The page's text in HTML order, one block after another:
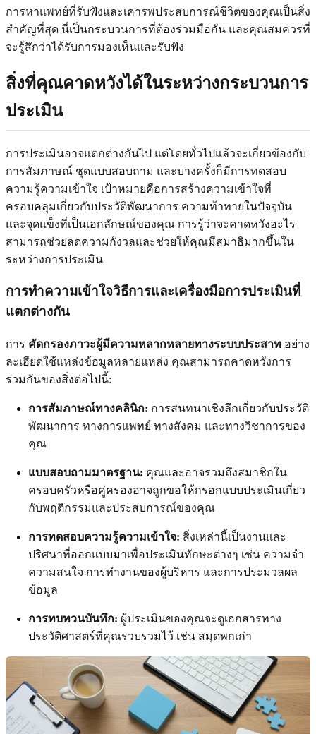
การหาแพทย์ที่รับฟังและเคารพประสบการณ์ชีวิตของคุณเป็นสิ่ง
สำคัญที่สุด นี่เป็นกระบวนการที่ต้องร่วมมือกัน และคุณสมควรที่
จะรู้สึกว่าได้รับการมองเห็นและรับฟัง
สิ่งที่คุณคาดหวังได้ในระหว่างกระบวนการ
ประเมิน
การประเมินอาจแตกต่างกันไป แต่โดยทั่วไปแล้วจะเกี่ยวข้องกับ
การสัมภาษณ์ ชุดแบบสอบถาม และบางครั้งก็มีการทดสอบ
ความรู้ความเข้าใจ เป้าหมายคือการสร้างความเข้าใจที่
ครอบคลุมเกี่ยวกับประวัติพัฒนาการ ความท้าทายในปัจจุบัน
และจุดแข็งที่เป็นเอกลักษณ์ของคุณ การรู้ว่าจะคาดหวังอะไร
สามารถช่วยลดความกังวลและช่วยให้คุณมีสมาธิมากขึ้นใน
ระหว่างการประเมิน
การทำความเข้าใจวิธีการและเครื่องมือการประเมินที่
แตกต่างกัน
การ คัดกรองภาวะผู้มีความหลากหลายทางระบบประสาท อย่าง
ละเอียดใช้แหล่งข้อมูลหลายแหล่ง คุณสามารถคาดหวังการ
รวมกันของสิ่งต่อไปนี้:
การสัมภาษณ์ทางคลินิก: การสนทนาเชิงลึกเกี่ยวกับประวัติ
พัฒนาการ ทางการแพทย์ ทางสังคม และทางวิชาการของ
คุณ
แบบสอบถามมาตรฐาน: คุณและอาจรวมถึงสมาชิกใน
ครอบครัวหรือคู่ครองอาจถูกขอให้กรอกแบบประเมินเกี่ยว
กับพฤติกรรมและประสบการณ์ของคุณ
การทดสอบความรู้ความเข้าใจ: สิ่งเหล่านี้เป็นงานและ
ปริศนาที่ออกแบบมาเพื่อประเมินทักษะต่างๆ เช่น ความจำ
ความสนใจ การทำงานของผู้บริหาร และการประมวลผล
ข้อมูล
การทบทวนบันทึก: ผู้ประเมินของคุณจะดูเอกสารทาง
ประวัติศาสตร์ที่คุณรวบรวมไว้ เช่น สมุดพกเก่า